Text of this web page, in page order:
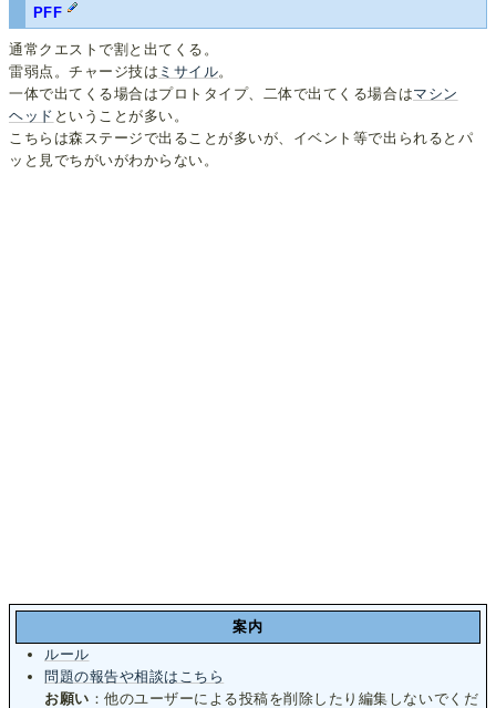
PFF
通常クエストで割と出てくる。
雷弱点。チャージ技は ミサイル。
一体で出てくる場合はプロトタイプ、二体で出てくる場合はマシン
ヘッド ということが多い。
こちらは森ステージで出ることが多いが、イベント等で出られるとパ
ッと見でちがいがわからない。
案内
ルール
問題の報告や相談はこちら
お願い ：他のユーザーによる投稿を削除したり編集しないでくだ